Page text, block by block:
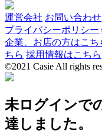
運営会社 お問い合わせ
プライバシーポリシー
企業、お店の方はこち
ちら 採用情報はこちら
©2021 Casie All rights
未ログインで
達しました。